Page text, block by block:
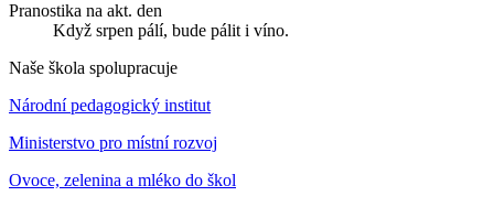
Pranostika na akt. den
Když srpen pálí, bude pálit i víno.
Naše škola spolupracuje
Národní pedagogický institut
Ministerstvo pro místní rozvoj
Ovoce, zelenina a mléko do škol